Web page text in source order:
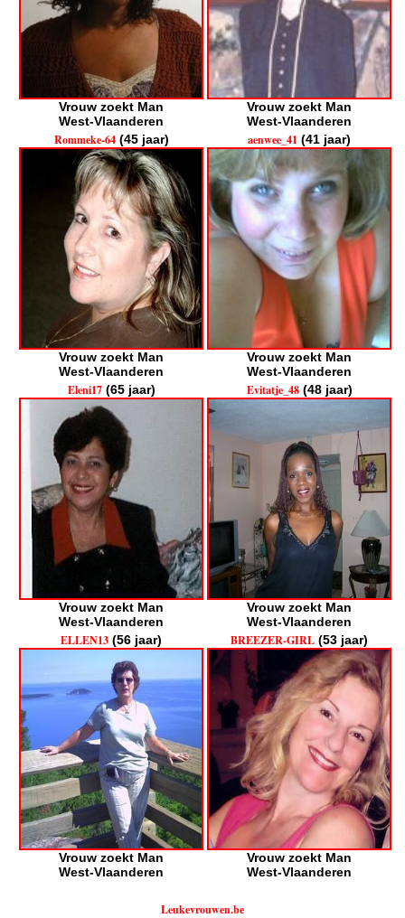
Vrouw zoekt Man
West-Vlaanderen
Vrouw zoekt Man
West-Vlaanderen
Rommeke-64(45 jaar)
Vrouw zoekt Man
West-Vlaanderen
aenwee_41 (41 jaar)
Vrouw zoekt Man
West-Vlaanderen
Eleni17(65 jaar)
Vrouw zoekt Man
West-Vlaanderen
Evitatje_48(48 jaar)
Vrouw zoekt Man
West-Vlaanderen
ELLEN13 (56 jaar)
Vrouw zoekt Man
West-Vlaanderen
BREEZER-GIRL (53 jaar)
Vrouw zoekt Man
West-Vlaanderen
Leukevrouwen.be